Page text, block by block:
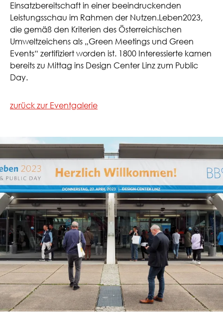
Einsatzbereitschaft in einer beeindruckenden
Leistungsschau im Rahmen der Nutzen.Leben2023,
die gemäß den Kriterien des Österreichischen
Umweltzeichens als „Green Meetings und Green
Events“ zertifiziert worden ist. 1800 Interessierte kamen
bereits zu Mittag ins Design Center Linz zum Public
Day.
zurück zur Eventgalerie